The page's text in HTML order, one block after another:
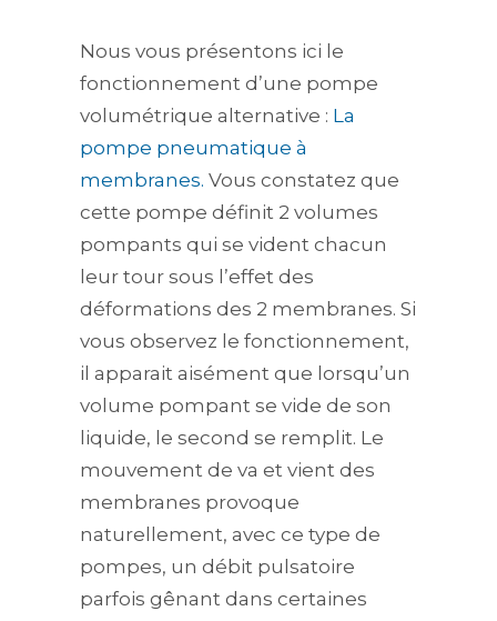
Nous vous présentons ici le
fonctionnement d’une pompe
volumétrique alternative : La
pompe pneumatique à
membranes. Vous constatez que
cette pompe définit 2 volumes
pompants qui se vident chacun
leur tour sous l’effet des
déformations des 2 membranes. Si
vous observez le fonctionnement,
il apparait aisément que lorsqu’un
volume pompant se vide de son
liquide, le second se remplit. Le
mouvement de va et vient des
membranes provoque
naturellement, avec ce type de
pompes, un débit pulsatoire
parfois gênant dans certaines